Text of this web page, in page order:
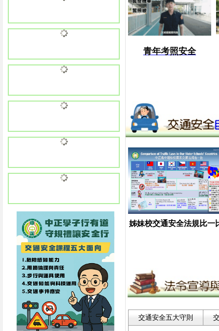
青年考照安全
姊妹校交通安全法規比一
交通安全五大守則